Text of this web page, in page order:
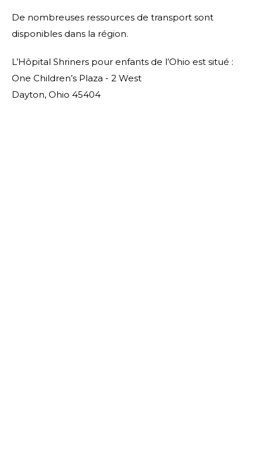
De nombreuses ressources de transport sont
disponibles dans la région.
L’Hôpital Shriners pour enfants de l’Ohio est situé :
One Children’s Plaza - 2 West
Dayton, Ohio 45404